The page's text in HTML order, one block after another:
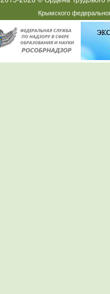
Крымского